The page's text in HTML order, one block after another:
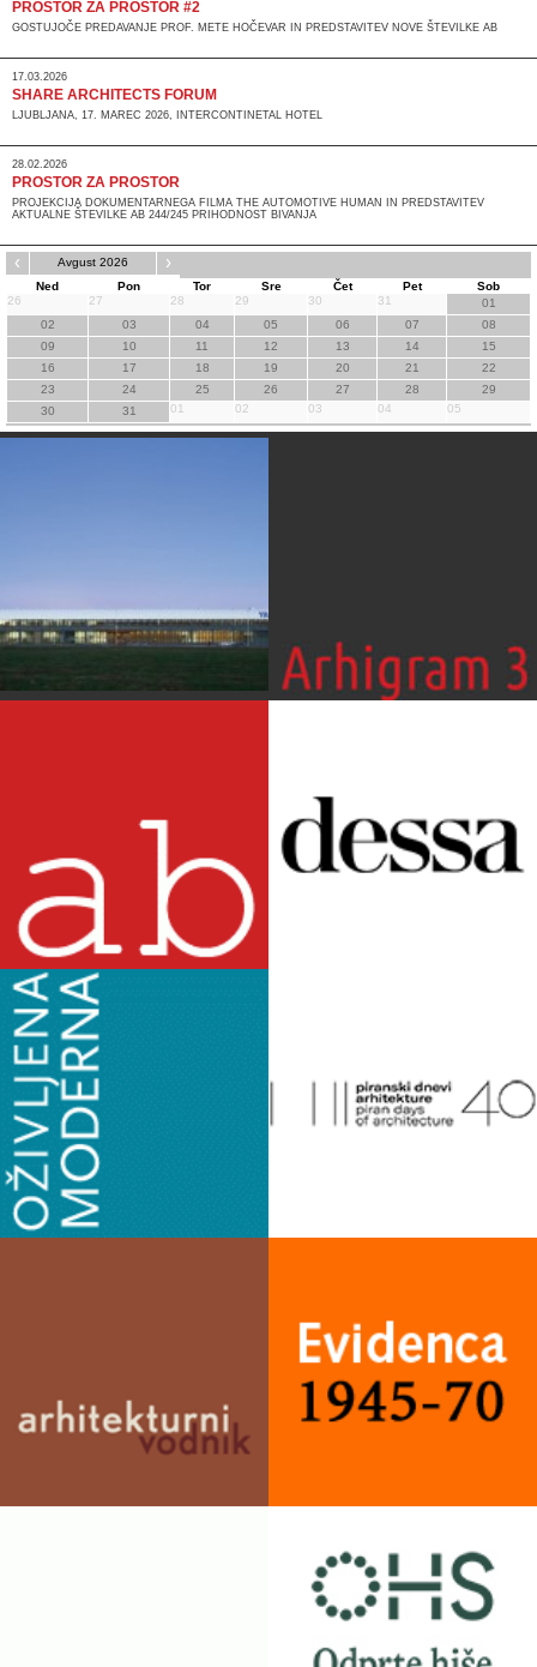
PROSTOR ZA PROSTOR #2
GOSTUJOČE PREDAVANJE PROF. METE HOČEVAR IN PREDSTAVITEV NOVE ŠTEVILKE AB
17.03.2026
SHARE ARCHITECTS FORUM
LJUBLJANA, 17. MAREC 2026, INTERCONTINETAL HOTEL
28.02.2026
PROSTOR ZA PROSTOR
PROJEKCIJA DOKUMENTARNEGA FILMA THE AUTOMOTIVE HUMAN IN PREDSTAVITEV
AKTUALNE ŠTEVILKE AB 244/245 PRIHODNOST BIVANJA
‹ Avgust 2026 ›
Ned Pon Tor Sre Čet Pet
Sob
26
27 28 29 30 31
01
02
03 04 05 06 07
08
09
10 11 12 13 14
15
16
17 18 19 20 21
22
23
24 25 26 27 28
29
30
31 01 02 03 04 05